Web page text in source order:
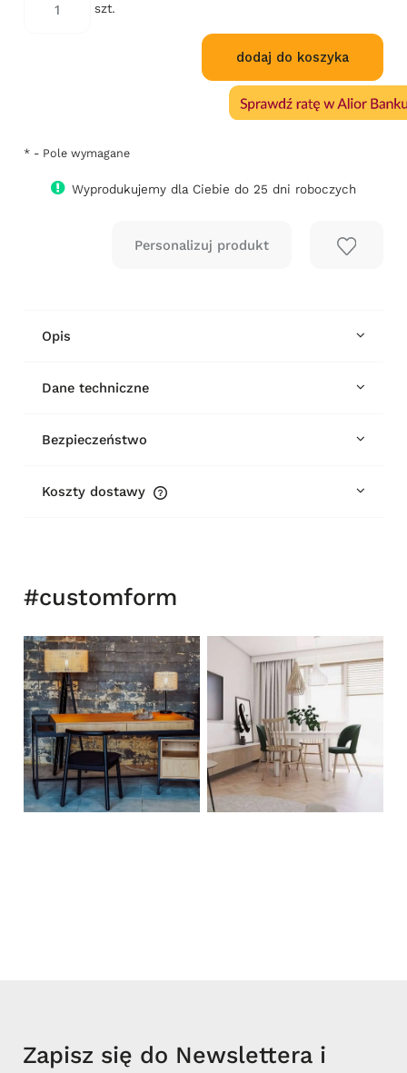
koloru: szt.
dodaj do koszyka
* - Pole wymagane
Wyprodukujemy dla Ciebie do 25 dni roboczych
Opis
Dane techniczne
Bezpieczeństwo
Koszty dostawy
#customform
Zapisz się do Newslettera i